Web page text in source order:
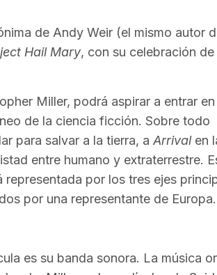
de Andy Weir (el mismo autor
Hail Mary, con su celebración de
Miller, podrá aspirar a entrar en
de la ciencia ficción. Sobre todo
para salvar a la tierra, a Arrivalen
entre humano y extraterrestre.
por los tres ejes
por una representante de Europa.
es su banda sonora. La música